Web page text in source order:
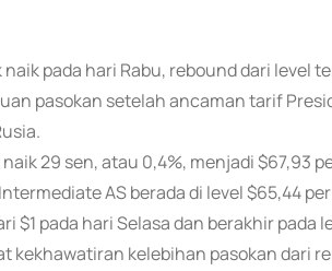
pada hari Rabu, rebound dari level
pasokan setelah ancaman tarif
29 sen, atau 0,4%, menjadi $67,93
AS berada di level $65,44
$1 pada hari Selasa dan berakhir
kekhawatiran kelebihan pasokan dari